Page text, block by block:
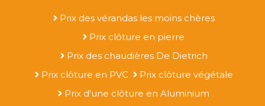
Prix des vérandas les moins chères
Prix clôture en pierre
Prix des chaudières De Dietrich
Prix clôture en PVC
Prix clôture végétale
Prix d'une clôture en Aluminium